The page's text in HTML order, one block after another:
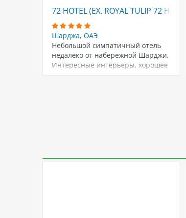
72 HOTEL (EX. ROYAL TULIP 72 HOTEL)
Шарджа, ОАЭ
Небольшой симпатичный отель
недалеко от набережной Шарджи.
Интересные интерьеры, хорошее
обслуживание, условия для